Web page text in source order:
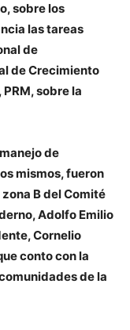
sobre los
las tareas
de
de Crecimiento
sobre la
de
mismos, fueron
B del Comité
Adolfo Emilio
Cornelio
conto con la
de la